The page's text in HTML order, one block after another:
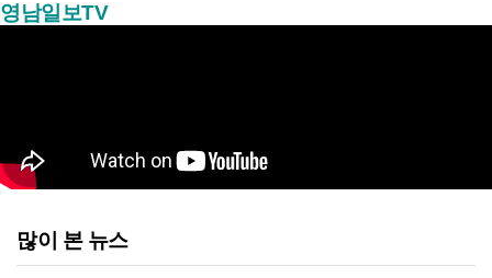
영남일보TV
많이 본 뉴스